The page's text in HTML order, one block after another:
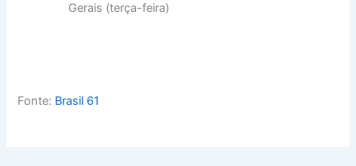
Gerais (terça-feira)
Fonte: Brasil 61